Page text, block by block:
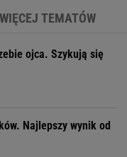
WIĘCEJ TEMATÓW
ojca. Szykują się
Najlepszy wynik od